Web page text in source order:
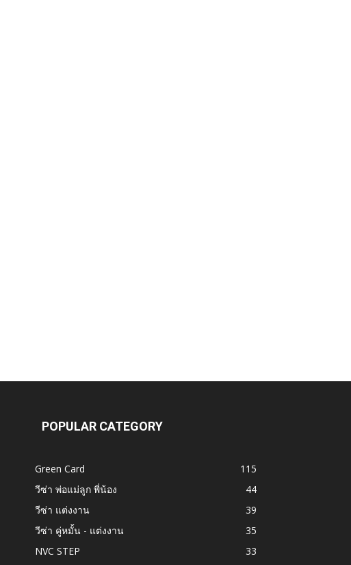
POPULAR CATEGORY
Green Card
115
วีซ่า พ่อแม่ลูก พี่น้อง
44
วีซ่า แต่งงาน
39
วีซ่า คู่หมั้น - แต่งงาน
35
NVC STEP
33